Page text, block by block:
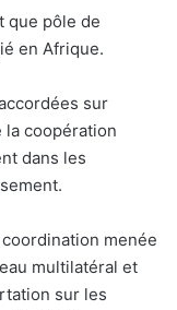
que pôle de
en Afrique.
sur
la coopération
dans les
menée
multilatéral et
sur les